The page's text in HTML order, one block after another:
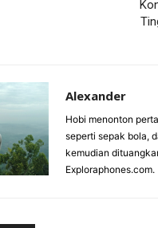
Alexander
Hobi menonton
seperti sepak bola,
kemudian
Exploraphones.com.